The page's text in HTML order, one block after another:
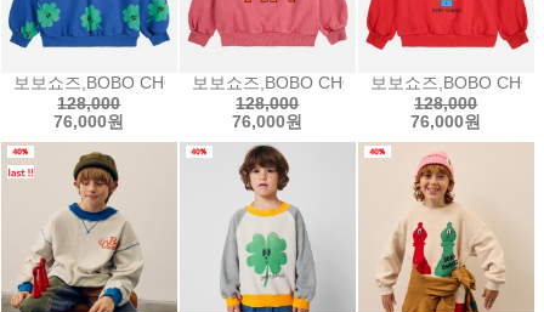
보보쇼즈,BOBO CHOSES Lucky Clover all over sweatshirt럭키클로
128,000
76,000원
보보쇼즈,BOBO CHOSES Chair sweatshirt
128,000
76,000원
보보쇼즈,BOBO
128,000
76,000원